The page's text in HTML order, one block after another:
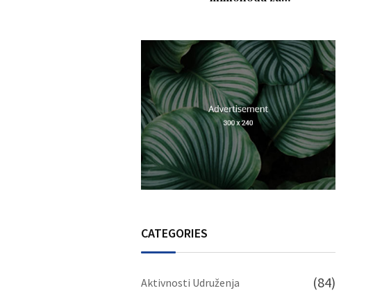
CATEGORIES
Aktivnosti Udruženja (84)